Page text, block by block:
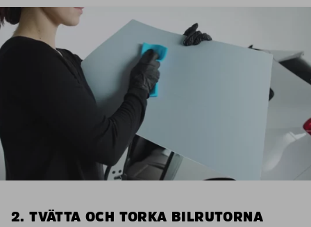
2. TVÄTTA OCH TORKA BILRUTORNA